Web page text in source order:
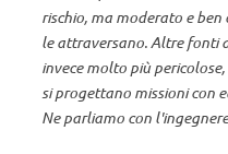
rischio, ma moderato e
le attraversano. Altre fonti
invece molto più
si progettano missioni con
Ne parliamo con